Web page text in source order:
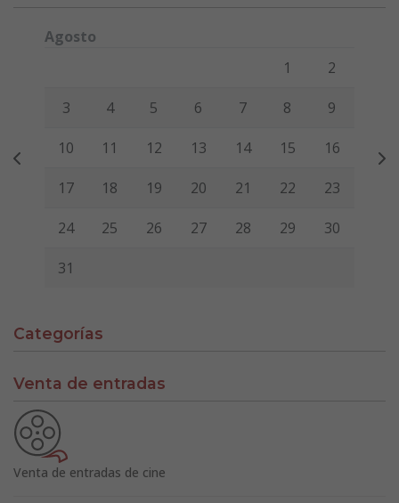
Agosto
Viernes Sábado
1 2
3 4 5 6 7 8 9
10 11 12 13 14 15 16
17 18 19 20 21 22 23
24 25 26 27 28 29 30
31
Categorías
Venta de entradas
Venta de entradas de cine